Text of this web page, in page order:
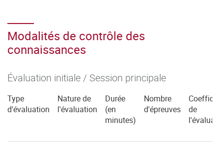
Modalités de contrôle des
connaissances
Évaluation initiale / Session principale
Type
d'évaluation
Nature de
l'évaluation
Durée
(en
minutes)
Nombre
d'épreuves
de